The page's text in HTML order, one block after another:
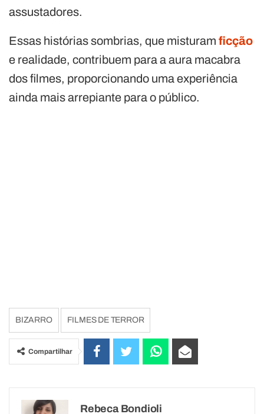
assustadores.
Essas histórias sombrias, que misturam ficção
e realidade, contribuem para a aura macabra
dos filmes, proporcionando uma experiência
ainda mais arrepiante para o público.
BIZARRO FILMES DE TERROR
Compartilhar
Rebeca Bondioli